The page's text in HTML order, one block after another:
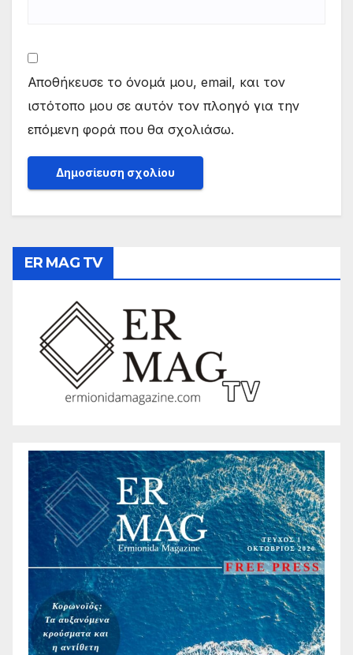
Αποθήκευσε το όνομά μου, email, και τον
ιστότοπο μου σε αυτόν τον πλοηγό για την
επόμενη φορά που θα σχολιάσω.
ER MAG TV